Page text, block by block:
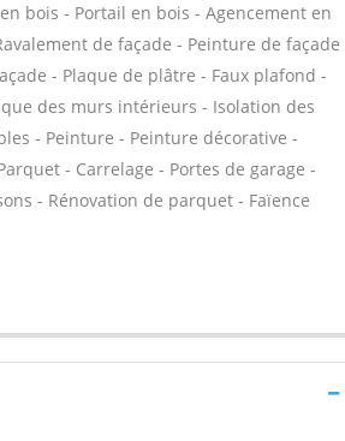
bois - Portail en bois - Agencement en
de façade - Peinture de façade
- Plaque de plâtre - Faux plafond -
des murs intérieurs - Isolation des
- Peinture - Peinture décorative -
- Carrelage - Portes de garage -
- Rénovation de parquet - Faïence